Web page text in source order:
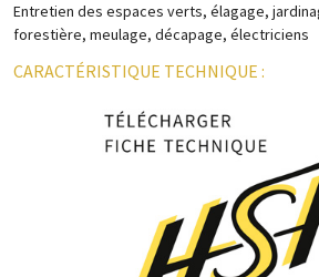
Entretien des espaces verts, élagage,
forestière, meulage, décapage, électriciens
CARACTÉRISTIQUE TECHNIQUE :